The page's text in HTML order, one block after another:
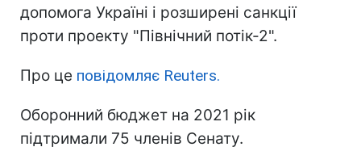
допомога Україні і розширені санкції
проти проекту "Північний потік-2".
Про це повідомляє Reuters.
Оборонний бюджет на 2021 рік
підтримали 75 членів Сенату.